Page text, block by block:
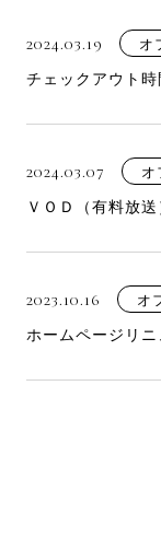
2024.03.19 オ
チェックアウト
2024.03.07 オ
ＶＯＤ（有料放
2023.10.16 オ
ホームページリ